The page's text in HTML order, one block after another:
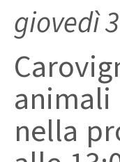
giovedì
nella